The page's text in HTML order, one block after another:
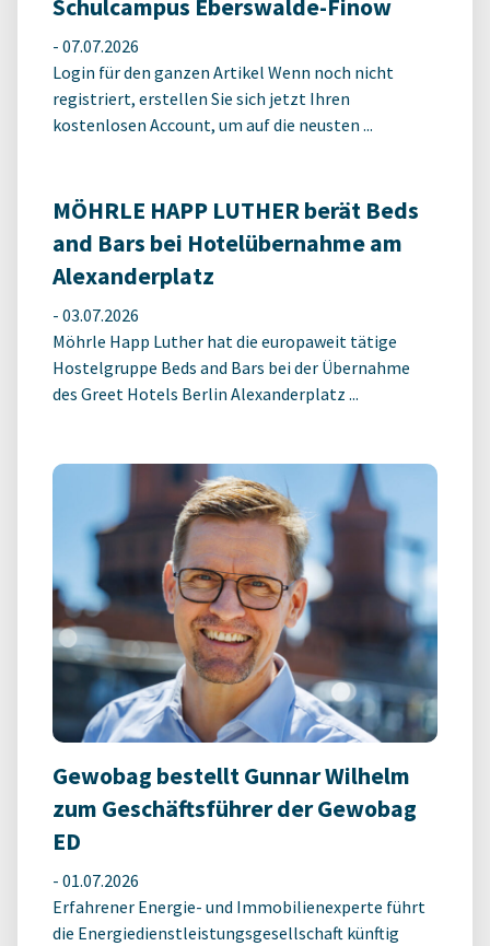
Schulcampus Eberswalde-Finow
- 07.07.2026
Login für den ganzen Artikel Wenn noch nicht
registriert, erstellen Sie sich jetzt Ihren
kostenlosen Account, um auf die neusten ...
MÖHRLE HAPP LUTHER berät Beds
and Bars bei Hotelübernahme am
Alexanderplatz
- 03.07.2026
Möhrle Happ Luther hat die europaweit tätige
Hostelgruppe Beds and Bars bei der Übernahme
des Greet Hotels Berlin Alexanderplatz ...
Gewobag bestellt Gunnar Wilhelm
zum Geschäftsführer der Gewobag
ED
- 01.07.2026
Erfahrener Energie- und Immobilienexperte führt
die Energiedienstleistungsgesellschaft künftig